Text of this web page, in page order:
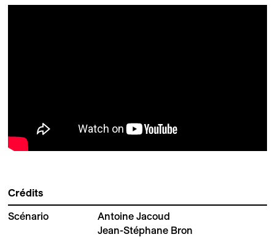
Crédits
Scénario
Antoine Jacoud
Jean-Stéphane Bron